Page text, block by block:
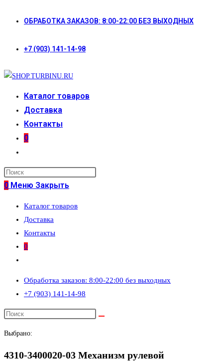
ОБРАБОТКА ЗАКАЗОВ: 8:00-22:00 БЕЗ ВЫХОДНЫХ
+7 (903) 141-14-98
Каталог товаров
Доставка
Контакты
0
поиск
по
сайту
0 Меню Закрыть
Каталог товаров
Доставка
Контакты
0
по
веб-
сайту
Обработка заказов: 8:00-22:00 без выходных
+7 (903) 141-14-98
Выбрано:
4310-3400020-03 Механизм рулевой